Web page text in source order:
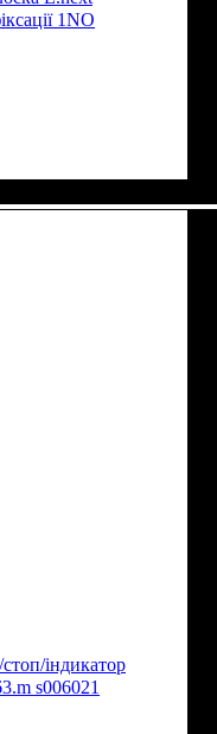
1NO
індикатор
s006021